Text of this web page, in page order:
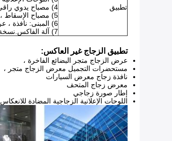
تطبيق
4) مصباح يدوي راقي
5) مصباح الإسقاط ، ضوء التحقيق ، أضواء المناظر الطبيعية ، مصابيح الشوارع ، أضواء عمال المناجم
6) المبنى: نافذة ، عرض ، حوض للأسماك ، لوحة ثلاجة
7) آلة الفاكس.نسخة نسخة
تطبيق الزجاج غير العاكس:
عرض الزجاج متجر البضائع الفاخرة ،
مستحضرات التجميل معرض الزجاج متجر ،
نافذة زجاج معرض السيارات
معرض زجاج المتحف
إطار صورة زجاجي
اللوحات الإعلانية الزجاجية المضادة للانعكاس